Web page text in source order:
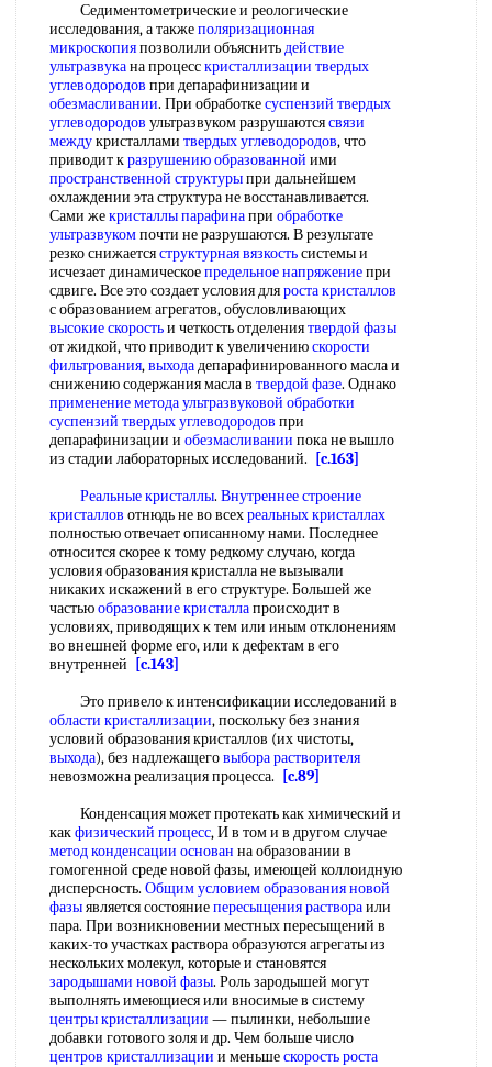
Седиментометрические и реологические
исследования, а такжеполяризационная
микроскопияпозволили объяснитьдействие
ультразвукана процесскристаллизации твердых
углеводородов при депарафинизации и
обезмасливании. При обработкесуспензий твердых
углеводородов ультразвуком разрушаютсясвязи
междукристаллами твердых углеводородов, что
приводит кразрушению образованной ими
пространственной структурыпри дальнейшем
охлаждении эта структура не восстанавливается.
Сами жекристаллы парафинапри обработке
ультразвукомпочти не разрушаются. В результате
резко снижаетсяструктурная вязкостьсистемы и
исчезает динамическоепредельное напряжениепри
сдвиге. Все это создает условия дляроста кристаллов
с образованием агрегатов, обусловливающих
высокие скоростьи четкость отделениятвердой фазы
от жидкой, что приводит к увеличениюскорости
фильтрования,выходадепарафинированного масла и
снижению содержания масла в твердой фазе. Однако
применение методаультразвуковой обработки
суспензий твердых углеводородов при
депарафинизации и обезмасливании пока не вышло
из стадии лабораторных исследований.
[c.163]
Реальные кристаллы. Внутреннее строение
кристаллов отнюдь не во всехреальных кристаллах
полностью отвечает описанному нами. Последнее
относится скорее к тому редкому случаю, когда
условия образования кристалла не вызывали
никаких искажений в его структуре. Большей же
частьюобразование кристаллапроисходит в
условиях, приводящих к тем или иным отклонениям
во внешней форме его, или к дефектам в его
внутренней
[c.143]
Это привело к интенсификации исследований в
области кристаллизации, поскольку без знания
условий образования кристаллов (их чистоты,
выхода), без надлежащеговыбора растворителя
невозможна реализация процесса.
[c.89]
Конденсация может протекать как химический и
какфизический процесс, И в том и в другом случае
метод конденсации основан на образовании в
гомогенной среде новой фазы, имеющей коллоидную
дисперсность. Общим условиемобразования новой
фазыявляется состояниепересыщения раствораили
пара. При возникновении местных пересыщений в
каких-то участках раствора образуются агрегаты из
нескольких молекул, которые и становятся
зародышами новой фазы. Роль зародышей могут
выполнять имеющиеся или вносимые в систему
центры кристаллизации — пылинки, небольшие
добавки готового золя и др. Чем больше число
центров кристаллизации и меньшескорость роста